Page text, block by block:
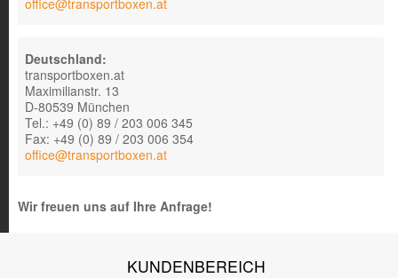
Deutschland:
transportboxen.at
Maximilianstr. 13
D-80539 München
Tel.: +49 (0) 89 / 203 006 345
Fax: +49 (0) 89 / 203 006 354
office@transportboxen.at
Wir freuen uns auf Ihre Anfrage!
KUNDENBEREICH